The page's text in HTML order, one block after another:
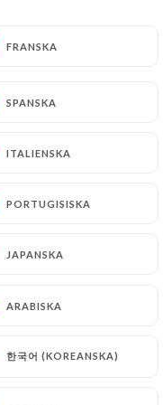
FRANSKA
SPANSKA
ITALIENSKA
PORTUGISISKA
JAPANSKA
ARABISKA
한국어 (KOREANSKA)
FRANSKA
SPANSKA
ITALIENSKA
PORTUGISISKA
JAPANSKA
ARABISKA
한국어 (KOREANSKA)